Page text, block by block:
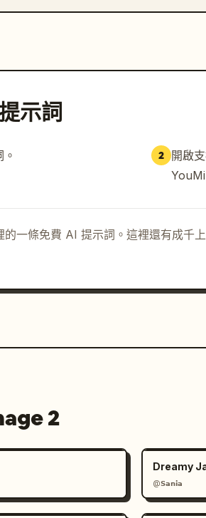
出的電視節目場景。
一面或私生活，並會心一笑的細節描寫
示詞
2 開啟
一條免費 AI 提示詞。這裡還有成千
2
Dreamy
@𝗦𝗮𝗻𝗶𝗮